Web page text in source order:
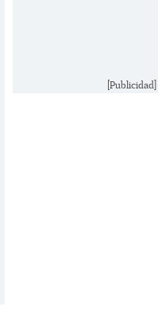
[Publicidad]